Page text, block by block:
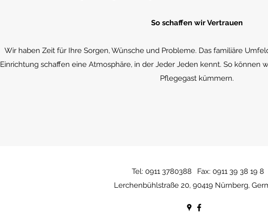
So schaffen wir Vertrauen
Wir haben Zeit für Ihre Sorgen, Wünsche und Probleme. Das familiäre
Einrichtung schaffen eine Atmosphäre, in der Jeder Jeden kennt. So können
Pflegegast kümmern.
Tel: 0911 3780388
Fax: 0911 39 38 19 8
Lerchenbühlstraße 20, 90419 Nürnberg,